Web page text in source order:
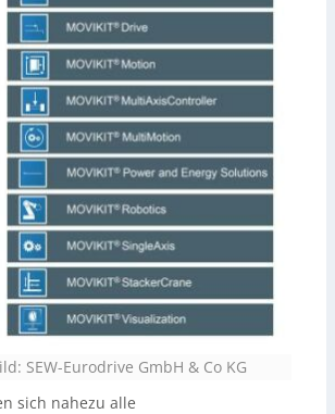
SEW-Eurodrive GmbH & Co KG
sich nahezu alle